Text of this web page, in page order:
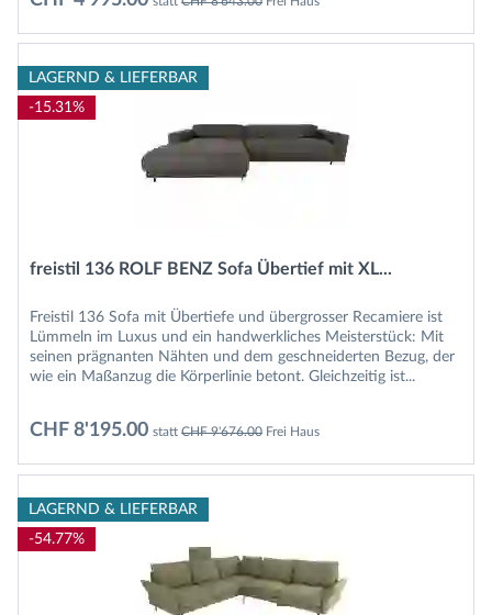
LAGERND & LIEFERBAR
-15.31%
freistil 136 ROLF BENZ Sofa Übertief mit XL...
Freistil 136 Sofa mit Übertiefe und übergrosser Recamiere ist
Lümmeln im Luxus und ein handwerkliches Meisterstück: Mit
seinen prägnanten Nähten und dem geschneiderten Bezug, der
wie ein Maßanzug die Körperlinie betont. Gleichzeitig ist...
CHF 8'195.00 stattCHF 9'676.00Frei Haus
LAGERND & LIEFERBAR
-54.77%